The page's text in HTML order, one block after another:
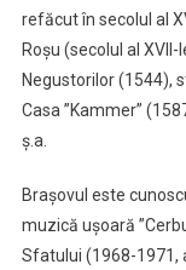
refăcut în secolul al
Roșu (secolul al XVII-
Negustorilor (1544),
Casa ”Kammer”
ș.a.
Brașovul este
muzică ușoară
Sfatului (1968-1971,